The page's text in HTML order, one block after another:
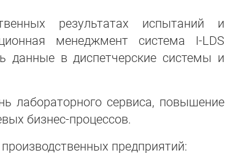
результатах испытаний и
менеджмент система I-LDS
данные в диспетчерские системы и
лабораторного сервиса, повышение
бизнес-процессов.
предприятий: